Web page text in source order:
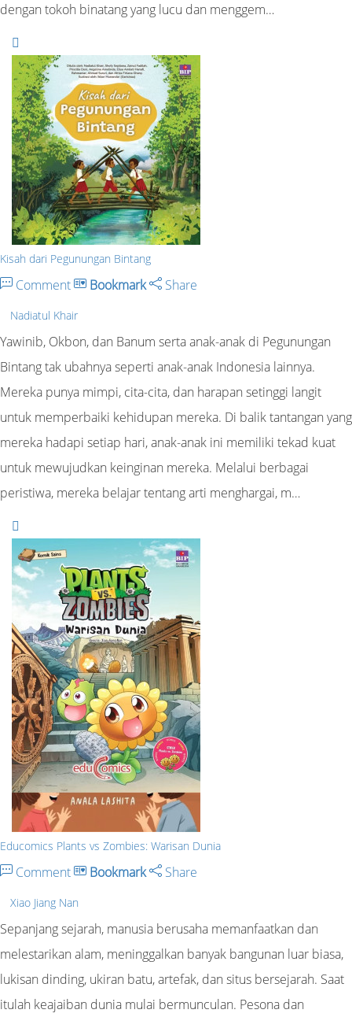
dengan tokoh binatang yang lucu dan menggem…
Kisah dari Pegunungan Bintang
Comment Bookmark Share
Nadiatul Khair
Yawinib, Okbon, dan Banum serta anak-anak di Pegunungan
Bintang tak ubahnya seperti anak-anak Indonesia lainnya.
Mereka punya mimpi, cita-cita, dan harapan setinggi langit
untuk memperbaiki kehidupan mereka. Di balik tantangan yang
mereka hadapi setiap hari, anak-anak ini memiliki tekad kuat
untuk mewujudkan keinginan mereka. Melalui berbagai
peristiwa, mereka belajar tentang arti menghargai, m…
Educomics Plants vs Zombies: Warisan Dunia
Comment Bookmark Share
Xiao Jiang Nan
Sepanjang sejarah, manusia berusaha memanfaatkan dan
melestarikan alam, meninggalkan banyak bangunan luar biasa,
lukisan dinding, ukiran batu, artefak, dan situs bersejarah. Saat
itulah keajaiban dunia mulai bermunculan. Pesona dan